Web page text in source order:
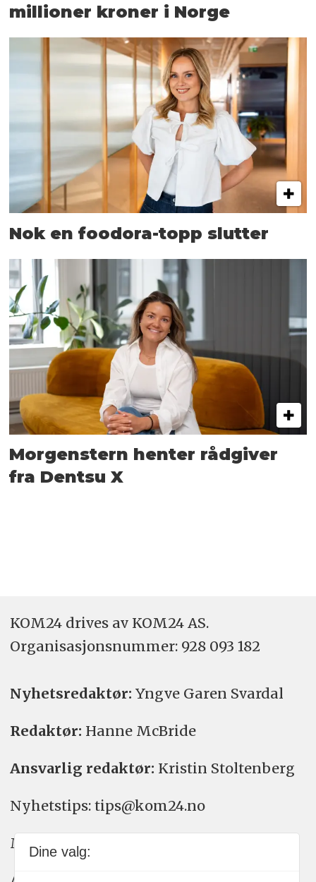
millioner kroner i Norge
Nok en foodora-topp slutter
Morgenstern henter rådgiver
fra Dentsu X
KOM24 drives av KOM24 AS.
Organisasjons­nummer: 928 093 182
Nyhetsredaktør: Yngve Garen Svardal
Redaktør: Hanne McBride
Ansvarlig redaktør: Kristin Stoltenberg
Nyhetstips: tips@kom24.no
Meninger: meninger@kom24.no
Dine valg: